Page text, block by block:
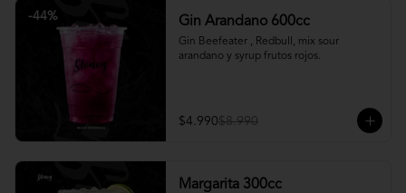
-44% Gin Arandano 600cc
Gin Beefeater , Redbull, mix sour
arandano y syrup frutos rojos.
$4.990$8.990
Margarita 300cc